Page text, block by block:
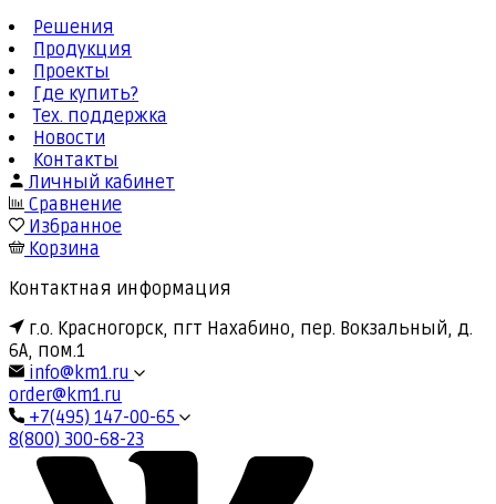
Решения
Продукция
Проекты
Где купить?
Тех. поддержка
Новости
Контакты
Личный кабинет
Сравнение
Избранное
Корзина
Контактная информация
г.о. Красногорск, пгт Нахабино, пер. Вокзальный, д.
6А, пом.1
info@km1.ru
order@km1.ru
+7(495) 147-00-65
8(800) 300-68-23